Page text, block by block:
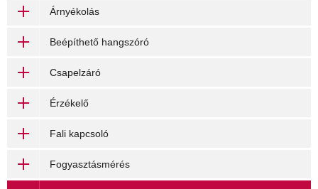
Árnyékolás
Beépíthető hangszóró
Csapelzáró
Érzékelő
Fali kapcsoló
Fogyasztásmérés